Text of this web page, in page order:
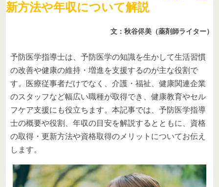
新方法や年収について解説
文：秋谷侭美（薬剤師ライター）
予防医学指導士は、予防医学の知識を生かして生活習慣
の改善や健康の維持・増進を支援するのが主な役割で
す。医療従事者だけでなく、介護・福祉、健康関連企業
のスタッフなど幅広い職種が取得でき、健康教育やセル
フケア支援にも役立ちます。本記事では、予防医学指導
士の概要や役割、年収の目安を解説するとともに、資格
の取得・更新方法や資格取得のメリットについてお伝え
します。